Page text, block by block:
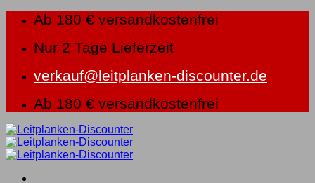
springen
Ab 180 € versandkostenfrei
Nur 2 Tage Lieferzeit
verkauf@leitplanken-discounter.de
Ab 180 € versandkostenfrei